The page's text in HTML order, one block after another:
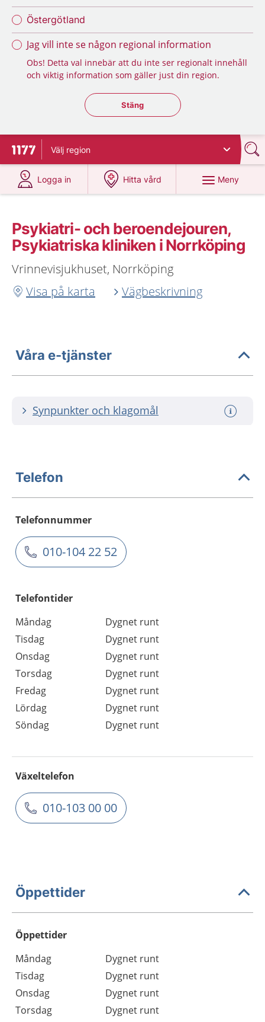
Östergötland
Jag vill inte se någon regional information
Obs! Detta val innebär att du inte ser regionalt innehåll
och viktig information som gäller just din region.
Stäng regionsväljaren
Stäng
Till startsidan för 1177
Välj region
Logga in
på 1177.se
Hitta vård
på 1177.se
Meny
Psykiatri- och beroendejouren,
Psykiatriska kliniken i Norrköping
Vrinnevisjukhuset, Norrköping
Visa på karta
Vägbeskrivning
Våra e-tjänster
Synpunkter och klagomål
Telefon
Telefonnummer
010-104 22 52
Telefontider
Måndag
Dygnet runt
Tisdag
Dygnet runt
Onsdag
Dygnet runt
Torsdag
Dygnet runt
Fredag
Dygnet runt
Lördag
Dygnet runt
Söndag
Dygnet runt
Växeltelefon
010-103 00 00
Öppettider
Öppettider
Dag
Öppettider
Kommentarer
Måndag
Dygnet runt
Tisdag
Dygnet runt
Onsdag
Dygnet runt
Torsdag
Dygnet runt